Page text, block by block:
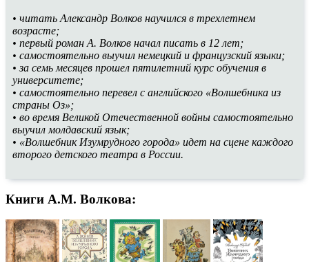
• читать Александр Волков научился в трехлетнем
возрасте;
• первый роман А. Волков начал писать в 12 лет;
• самостоятельно выучил немецкий и французский языки;
• за семь месяцев прошел пятилетний курс обучения в
университете;
• самостоятельно перевел с английского «Волшебника из
страны Оз»;
• во время Великой Отечественной войны самостоятельно
выучил молдавский язык;
• «Волшебник Изумрудного города» идет на сцене каждого
второго детского театра в России.
Книги А.М. Волкова: